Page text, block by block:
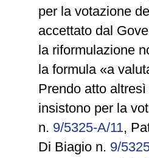
per la votazione
accettato dal
la riformulazione
la formula «a
Prendo atto
insistono per la
n. 9/5325-A/11,
Di Biagio n. 9/